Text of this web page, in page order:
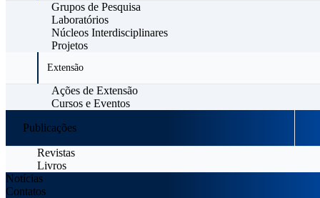
Grupos de Pesquisa
Laboratórios
Núcleos Interdisciplinares
Projetos
Extensão
Ações de Extensão
Cursos e Eventos
Publicações
Revistas
Livros
Notícias
Contatos